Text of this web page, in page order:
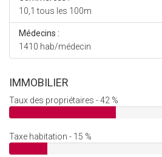
10,1 tous les 100m
Médecins :
1410 hab/médecin
IMMOBILIER
Taux des propriétaires - 42 %
Taxe habitation - 15 %